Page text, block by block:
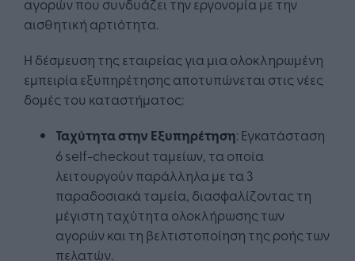
αισθητική αρτιότητα.
Η δέσμευση της εταιρείας για μια ολοκληρωμένη
εμπειρία εξυπηρέτησης αποτυπώνεται στις νέες
δομές του καταστήματος:
Ταχύτητα στην Εξυπηρέτηση: Εγκατάσταση
6 self-checkout ταμείων, τα οποία
λειτουργούν παράλληλα με τα 3
παραδοσιακά ταμεία, διασφαλίζοντας τη
μέγιστη ταχύτητα ολοκλήρωσης των
αγορών και τη βελτιστοποίηση της ροής των
πελατών.